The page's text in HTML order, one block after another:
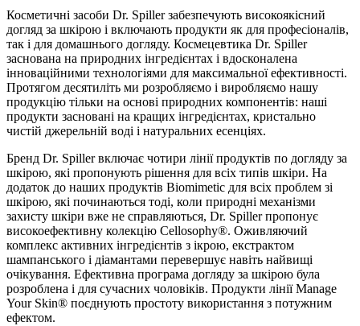
Косметичні засоби Dr. Spiller забезпечують високоякісний
догляд за шкірою і включають продукти як для професіоналів,
так і для домашнього догляду. Космецевтика Dr. Spiller
заснована на природних інгредієнтах і вдосконалена
інноваційними технологіями для максимальної ефективності.
Протягом десятиліть ми розробляємо і виробляємо нашу
продукцію тільки на основі природних компонентів: наші
продукти засновані на кращих інгредієнтах, кристально
чистій джерельній воді і натуральних есенціях.
Бренд Dr. Spiller включає чотири лінії продуктів по догляду за
шкірою, які пропонують рішення для всіх типів шкіри. На
додаток до наших продуктів Biomimetic для всіх проблем зі
шкірою, які починаються тоді, коли природні механізми
захисту шкіри вже не справляються, Dr. Spiller пропонує
високоефективну колекцію Cellosophy®. Оживляючий
комплекс активних інгредієнтів з ікрою, екстрактом
шампанського і діамантами перевершує навіть найвищі
очікування. Ефективна програма догляду за шкірою була
розроблена і для сучасних чоловіків. Продукти лінії Manage
Your Skin® поєднують простоту використання з потужним
ефектом.